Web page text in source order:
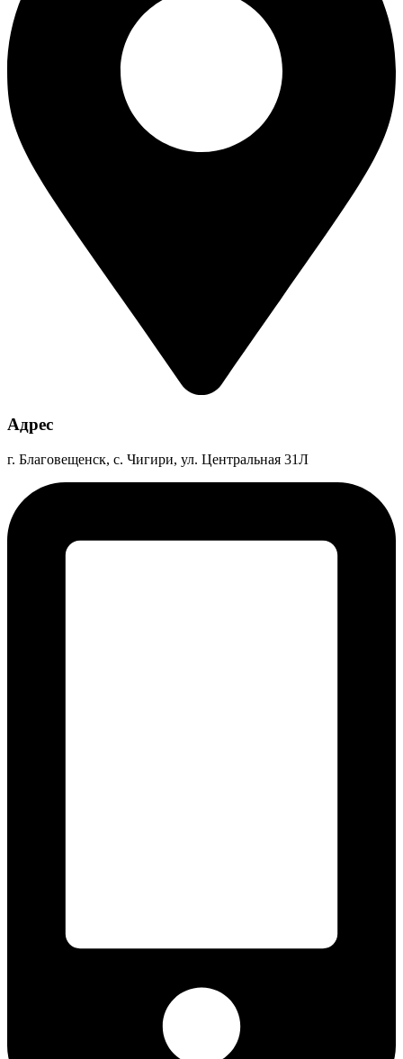
Адрес
г. Благовещенск, с. Чигири, ул. Центральная 31Л